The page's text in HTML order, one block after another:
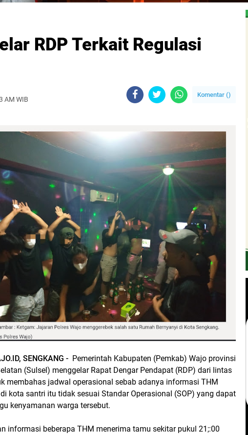
RDP Terkait Regulasi
AM WIB
Komentar ()
SENGKANG - Pemerintah Kabupaten (Pemkab) Wajo provinsi
(Sulsel) menggelar Rapat Dengar Pendapat (RDP) dari lintas
membahas jadwal operasional sebab adanya informasi THM
kota santri itu tidak sesuai Standar Operasional (SOP) yang dapat
kenyamanan warga tersebut.
informasi beberapa THM menerima tamu sekitar pukul 21;:00